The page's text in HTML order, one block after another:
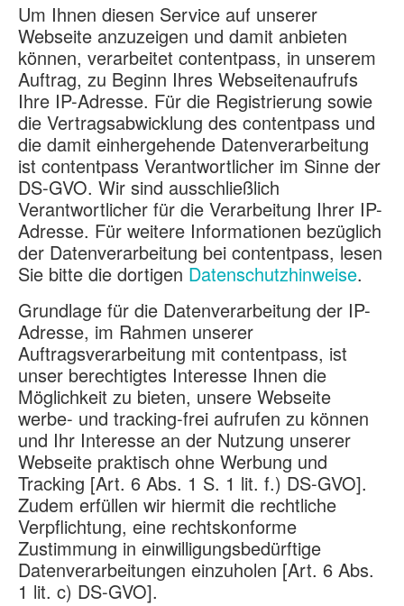
Um Ihnen diesen Service auf unserer
Webseite anzuzeigen und damit anbieten
können, verarbeitet contentpass, in unserem
Auftrag, zu Beginn Ihres Webseitenaufrufs
Ihre IP-Adresse. Für die Registrierung sowie
die Vertragsabwicklung des contentpass und
die damit einhergehende Datenverarbeitung
ist contentpass Verantwortlicher im Sinne der
DS-GVO. Wir sind ausschließlich
Verantwortlicher für die Verarbeitung Ihrer IP-
Adresse. Für weitere Informationen bezüglich
der Datenverarbeitung bei contentpass, lesen
Sie bitte die dortigen Datenschutzhinweise.
Grundlage für die Datenverarbeitung der IP-
Adresse, im Rahmen unserer
Auftragsverarbeitung mit contentpass, ist
unser berechtigtes Interesse Ihnen die
Möglichkeit zu bieten, unsere Webseite
werbe- und tracking-frei aufrufen zu können
und Ihr Interesse an der Nutzung unserer
Webseite praktisch ohne Werbung und
Tracking [Art. 6 Abs. 1 S. 1 lit. f.) DS-GVO].
Zudem erfüllen wir hiermit die rechtliche
Verpflichtung, eine rechtskonforme
Zustimmung in einwilligungsbedürftige
Datenverarbeitungen einzuholen [Art. 6 Abs.
1 lit. c) DS-GVO].